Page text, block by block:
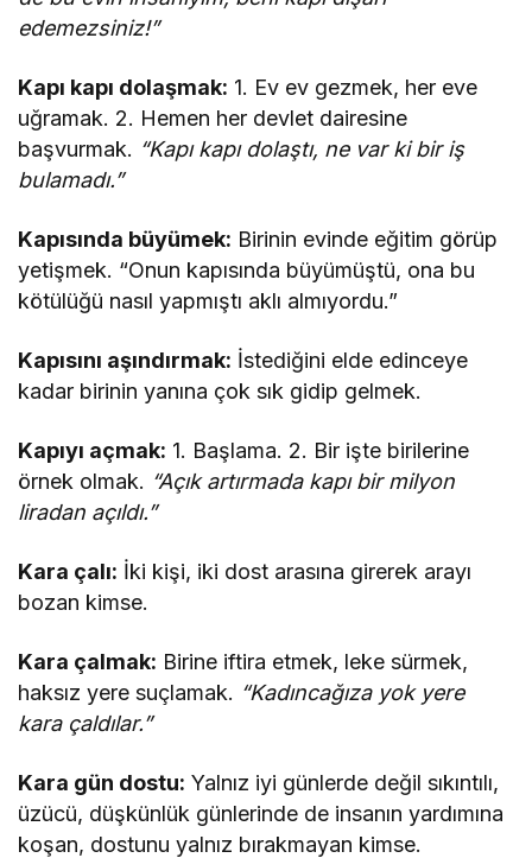
edemezsiniz!”
Kapı kapı dolaşmak: 1. Ev ev gezmek, her eve
uğramak. 2. Hemen her devlet dairesine
başvurmak. “Kapı kapı dolaştı, ne var ki bir iş
bulamadı.”
Kapısında büyümek: Birinin evinde eğitim görüp
yetişmek. “Onun kapısında büyümüştü, ona bu
kötülüğü nasıl yapmıştı aklı almıyordu.”
Kapısını aşındırmak: İstediğini elde edinceye
kadar birinin yanına çok sık gidip gelmek.
Kapıyı açmak: 1. Başlama. 2. Bir işte birilerine
örnek olmak. “Açık artırmada kapı bir milyon
liradan açıldı.”
Kara çalı: İki kişi, iki dost arasına girerek arayı
bozan kimse.
Kara çalmak: Birine iftira etmek, leke sürmek,
haksız yere suçlamak. “Kadıncağıza yok yere
kara çaldılar.”
Kara gün dostu: Yalnız iyi günlerde değil sıkıntılı,
üzücü, düşkünlük günlerinde de insanın yardımına
koşan, dostunu yalnız bırakmayan kimse.